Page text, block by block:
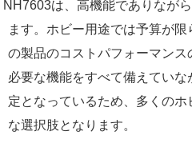
NH7603は、高機能でありなが
ます。ホビー用途では予算が
の製品のコストパフォーマンス
必要な機能をすべて備えてい
定となっているため、多くの
な選択肢となります。